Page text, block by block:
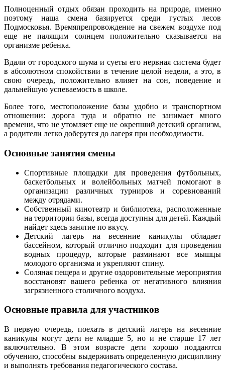
Полноценный отдых обязан проходить на природе, именно
поэтому наша смена базируется среди густых лесов
Подмосковья. Времяпрепровождение на свежем воздухе под
еще не палящим солнцем положительно сказывается на
организме ребенка.
Вдали от городского шума и суеты его нервная система будет
в абсолютном спокойствии в течение целой недели, а это, в
свою очередь, положительно влияет на сон, поведение и
дальнейшую успеваемость в школе.
Более того, местоположение базы удобно и транспортном
отношении: дорога туда и обратно не занимает много
времени, что не утомляет еще не окрепший детский организм,
а родители легко доберутся до лагеря при необходимости.
Основные занятия смены
Спортивные площадки для проведения футбольных,
баскетбольных и волейбольных матчей помогают в
организации различных турниров и соревнований
между отрядами.
Собственный кинотеатр и библиотека, расположенные
на территории базы, всегда доступны для детей. Каждый
найдет здесь занятие по вкусу.
Детский лагерь на весенние каникулы обладает
бассейном, который отлично подходит для проведения
водных процедур, которые разминают все мышцы
молодого организма и укрепляют спину.
Соляная пещера и другие оздоровительные мероприятия
восстановят вашего ребенка от негативного влияния
загрязненного столичного воздуха.
Основные правила для участников
В первую очередь, поехать в детский лагерь на весенние
каникулы могут дети не младше 5, но и не старше 17 лет
включительно. В этом возрасте дети хорошо поддаются
обучению, способны выдерживать определенную дисциплину
и выполнять требования педагогического состава.